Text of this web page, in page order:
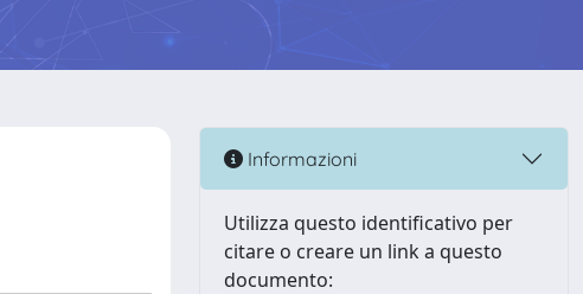
Informazioni
Utilizza questo identificativo per
citare o creare un link a questo
documento: